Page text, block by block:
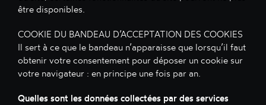
être disponibles.
COOKIE DU BANDEAU D’ACCEPTATION DES COOKIES
Il sert à ce que le bandeau n’apparaisse que lorsqu’il faut
obtenir votre consentement pour déposer un cookie sur
votre navigateur : en principe une fois par an.
Quelles sont les données collectées par des services